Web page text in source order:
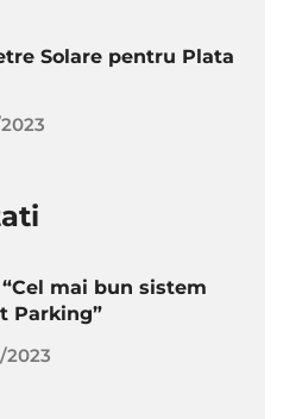
Solare pentru Plata
mai bun sistem
Parking”